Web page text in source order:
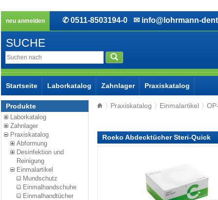
neu anmelden ✆ 0511-8503194-0 ✉ info@lohrmann-
SUCHE
Startseite Laborkatalog Zahnlager Praxiskatalog
Produkte
Laborkatalog
Zahnlager
Praxiskatalog
Abformung
Desinfektion und
Reinigung
Einmalartikel
Mundschutz
Einmalhandschuhe
Einmalhandtücher
Praxiskatalog Einmalartikel
Roeko Abdecktücher Steri-Quick